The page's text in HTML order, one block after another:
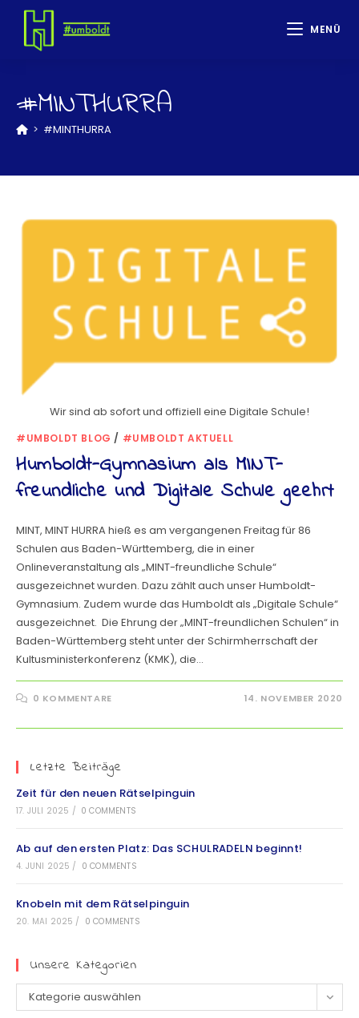
MENÜ
#MINTHURRA
> #MINTHURRA
Wir sind ab sofort und offiziell eine Digitale Schule!
#UMBOLDT BLOG / #UMBOLDT AKTUELL
Humboldt-Gymnasium als MINT-
freundliche und Digitale Schule geehrt
MINT, MINT HURRA hieß es am vergangenen Freitag für 86
Schulen aus Baden-Württemberg, die in einer
Onlineveranstaltung als „MINT-freundliche Schule“
ausgezeichnet wurden. Dazu zählt auch unser Humboldt-
Gymnasium. Zudem wurde das Humboldt als „Digitale Schule“
ausgezeichnet. Die Ehrung der „MINT-freundlichen Schulen“ in
Baden-Württemberg steht unter der Schirmherrschaft der
Kultusministerkonferenz (KMK), die…
0 KOMMENTARE 14. NOVEMBER 2020
Letzte Beiträge
Zeit für den neuen Rätselpinguin
17. JULI 2025 / 0 COMMENTS
Ab auf den ersten Platz: Das SCHULRADELN beginnt!
4. JUNI 2025 / 0 COMMENTS
Knobeln mit dem Rätselpinguin
20. MAI 2025 / 0 COMMENTS
Unsere Kategorien
Kategorie auswählen